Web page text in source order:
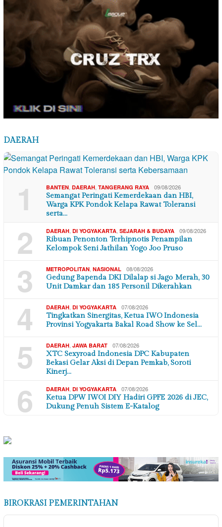
DAERAH
1 BANTEN DAERAH TANGERANG RAYA 09/08/2026
Semangat Peringati Kemerdekaan dan HBI,
Warga KPK Pondok Kelapa Rawat Toleransi
serta…
2 DAERAH DI YOGYAKARTA SEJARAH & BUDAYA 09/08/2026
Ribuan Penonton Terhipnotis Penampilan
Kelompok Seni Jathilan Yogo Joo Pruso
3 METROPOLITAN NASIONAL 08/08/2026
Gedung Bapenda DKI Dilalap si Jago Merah, 30
Unit Damkar dan 185 Personil Dikerahkan
4 DAERAH DI YOGYAKARTA 07/08/2026
Tingkatkan Sinergitas, Ketua IWO Indonesia
Provinsi Yogyakarta Bakal Road Show ke Sel…
5 DAERAH JAWA BARAT 07/08/2026
XTC Sexyroad Indonesia DPC Kabupaten
Bekasi Gelar Aksi di Depan Pemkab, Soroti
Kinerj…
6 DAERAH DI YOGYAKARTA 07/08/2026
Ketua DPW IWOI DIY Hadiri GPFE 2026 di JEC,
Dukung Penuh Sistem E-Katalog
BIROKRASI PEMERINTAHAN